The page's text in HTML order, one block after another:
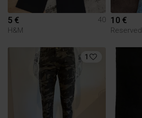
5 €
40
H&M
10 €
Reserved
1